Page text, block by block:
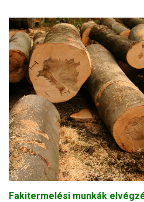
Fakitermelési munkák